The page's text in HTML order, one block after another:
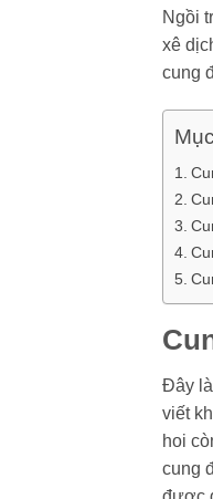
Ngồi
xê
cung
Đây
viết
hoi
cung